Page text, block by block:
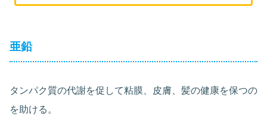
亜鉛
タンパク質の代謝を促して粘膜、皮膚、髪の健康を保つの
を助ける。